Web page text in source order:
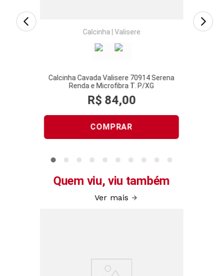
Calcinha| Valisere
Calcinha Cavada Valisere 70914 Serena
Renda e Microfibra T. P/XG
R$ 84,00
COMPRAR
Quem viu, viu também
Ver mais